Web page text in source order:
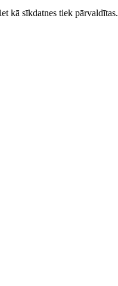
kā sīkdatnes tiek pārvaldītas.